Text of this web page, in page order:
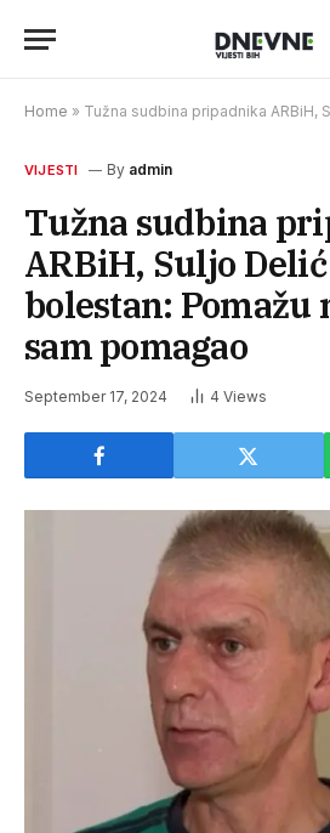
Home » Tužna sudbina pripadnika ARBiH, Suljo Delić teško
VIJESTI By admin
Tužna sudbina
ARBiH, Suljo
bolestan: Pomažu
sam pomagao
September 17, 2024 4 Views